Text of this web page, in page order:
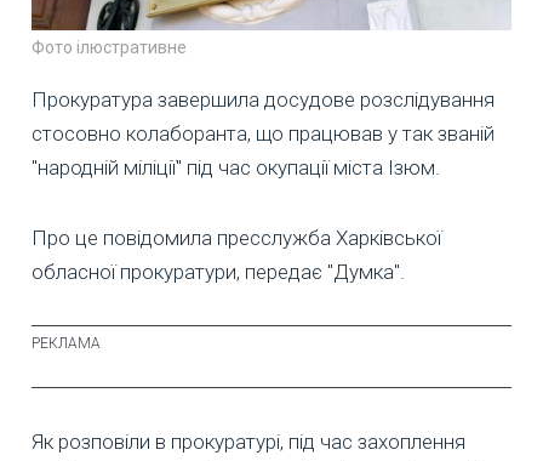
Фото ілюстративне
Прокуратура завершила досудове розслідування
стосовно колаборанта, що працював у так званій
"народній міліції" під час окупації міста Ізюм.
Про це повідомила пресслужба Харківської
обласної прокуратури, передає "Думка".
Як розповіли в прокуратурі, під час захоплення